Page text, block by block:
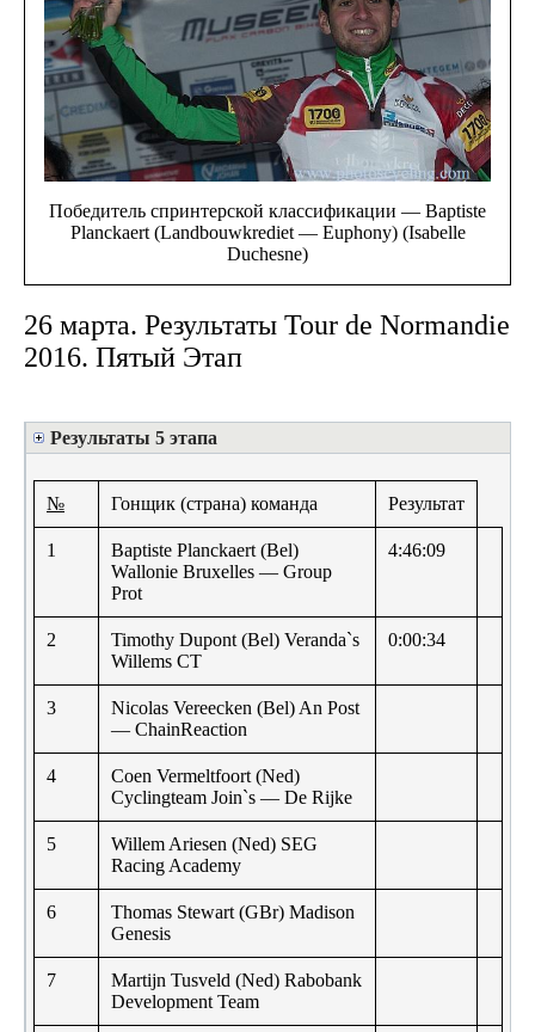
Победитель спринтерской классификации — Baptiste
Planckaert (Landbouwkrediet — Euphony) (Isabelle
Duchesne)
26 марта. Результаты Tour de Normandie
2016. Пятый Этап
Результаты 5 этапа
№ Гонщик (страна) команда Результат
1
Baptiste Planckaert (Bel)
Wallonie Bruxelles — Group
Prot
4:46:09
2
Timothy Dupont (Bel) Veranda`s
Willems CT
0:00:34
3
Nicolas Vereecken (Bel) An Post
— ChainReaction
4
Coen Vermeltfoort (Ned)
Cyclingteam Join`s — De Rijke
5
Willem Ariesen (Ned) SEG
Racing Academy
6
Thomas Stewart (GBr) Madison
Genesis
7
Martijn Tusveld (Ned) Rabobank
Development Team